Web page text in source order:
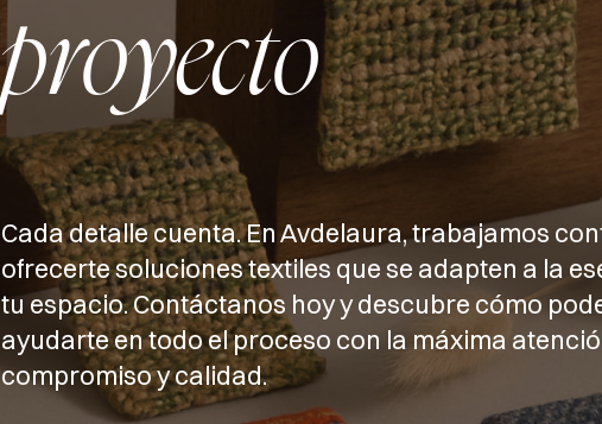
proyecto
Cada detalle cuenta. En Avdelaura, trabajamos
ofrecerte soluciones textiles que se adapten a la
tu espacio. Contáctanos hoy y descubre cómo
ayudarte en todo el proceso con la máxima
compromiso y calidad.